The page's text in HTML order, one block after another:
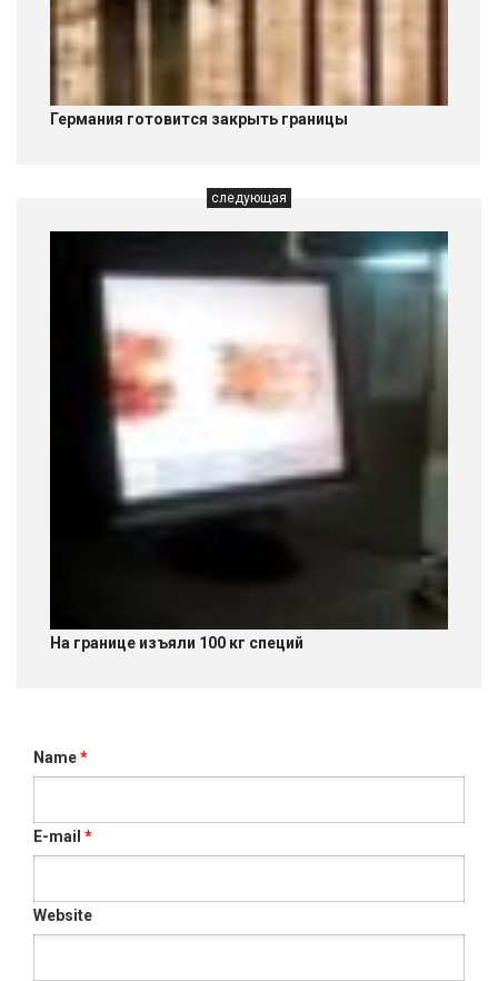
Германия готовится закрыть границы
следующая
На границе изъяли 100 кг специй
Name*
E-mail *
Website